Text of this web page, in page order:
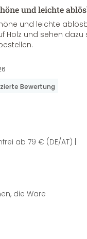
und leichte
und leichte
Holz und sehen
Bewertung
ab 79 € (DE/AT) |
die Ware